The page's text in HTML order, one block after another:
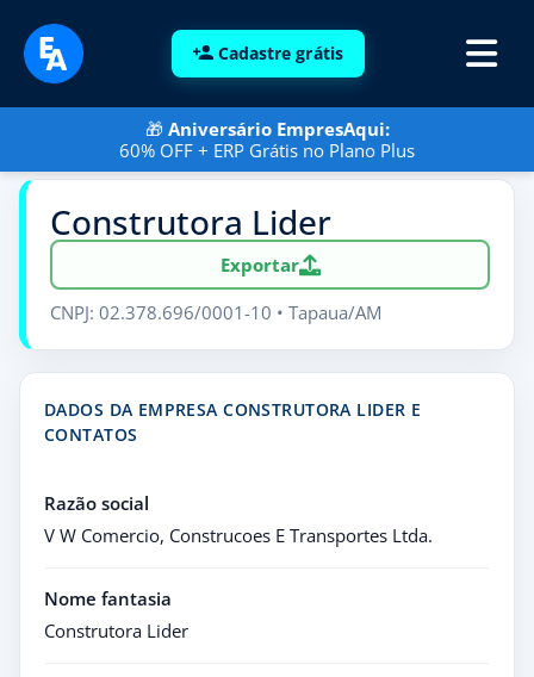
Cadastre grátis
🎁 Aniversário EmpresAqui:
60% OFF + ERP Grátis no Plano Plus
Construtora Lider
Exportar
CNPJ: 02.378.696/0001-10 • Tapaua/AM
DADOS DA EMPRESA CONSTRUTORA LIDER E
CONTATOS
Razão social
V W Comercio, Construcoes E Transportes Ltda.
Nome fantasia
Construtora Lider